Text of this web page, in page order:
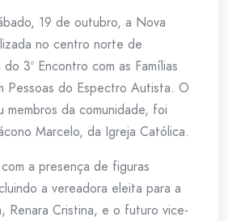
19 de outubro, a Nova
no centro norte de
3º Encontro com as Famílias
Pessoas do Espectro Autista. O
membros da comunidade, foi
Marcelo, da Igreja Católica.
a presença de figuras
a vereadora eleita para a
Renara Cristina, e o futuro vice-